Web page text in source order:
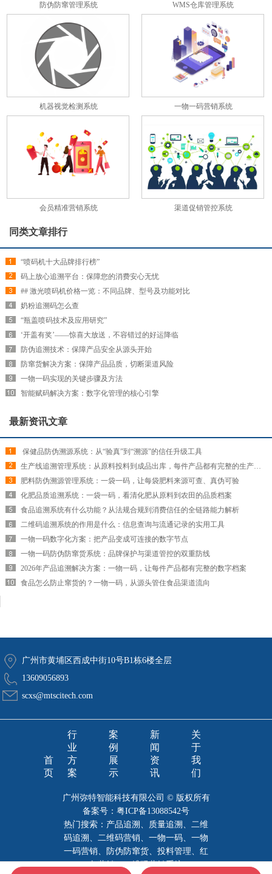
防伪防窜管理系统 WMS仓库管理系统
机器视觉检测系统 一物一码营销系统
会员精准营销系统 渠道促销管控系统
同类文章排行
“喷码机十大品牌排行榜”
码上放心追溯平台：保障您的消费安心无忧
## 激光喷码机价格一览：不同品牌、型号及功能对比
奶粉追溯码怎么查
“瓶盖喷码技术及应用研究”
‘开盖有奖’——惊喜大放送，不容错过的好运降临
防伪追溯技术：保障产品安全从源头开始
防窜货解决方案：保障产品品质，切断渠道风险
一物一码实现的关键步骤及方法
智能赋码解决方案：数字化管理的核心引擎
最新资讯文章
​ 保健品防伪溯源系统：从“验真”到“溯源”的信任升级工具
生产线追溯管理系统：从原料投料到成品出库，每件产品都有完整的生产履历
肥料防伪溯源管理系统：一袋一码，让每袋肥料来源可查、真伪可验
化肥品质追溯系统：一袋一码，看清化肥从原料到农田的品质档案
食品追溯系统有什么功能？从法规合规到消费信任的全链路能力解析
二维码追溯系统的作用是什么：信息查询与流通记录的实用工具
一物一码数字化方案：把产品变成可连接的数字节点
一物一码防伪防窜货系统：品牌保护与渠道管控的双重防线
2026年产品追溯解决方案：一物一码，让每件产品都有完整的数字档案
食品怎么防止窜货的？一物一码，从源头管住食品渠道流向
广州市黄埔区西成中街10号B1栋6楼全层
13609056893
scxs@mtscitech.com
首
页
行
业
方
案
案
例
展
示
新
闻
资
讯
关
于
我
们
广州弥特智能科技有限公司 © 版权所有
备案号： 粤ICP备13088542号
热门搜索：产品追溯、质量追溯、二维
码追溯、二维码营销、一物一码、一物
一码营销、防伪防窜货、投料管理、红
包营销、二维码营销系统